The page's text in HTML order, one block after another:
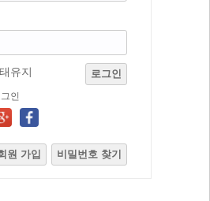
유지 로그인
인
원 가입 비밀번호 찾기